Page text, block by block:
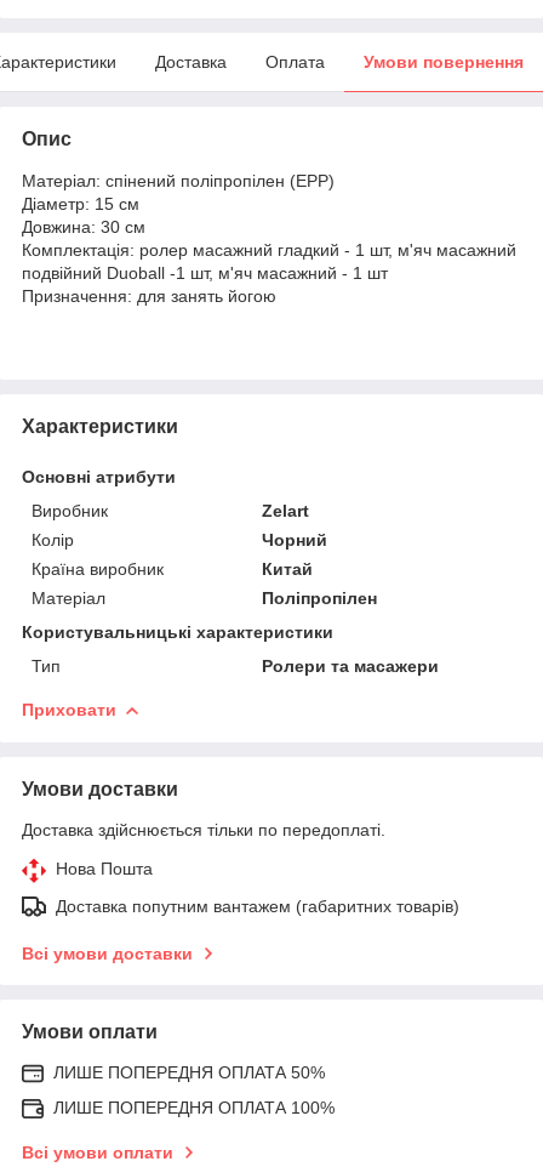
Доставка Оплата Умови повернення
Опис
Матеріал: спінений поліпропілен (EPP)
Діаметр: 15 см
Довжина: 30 см
Комплектація: ролер масажний гладкий - 1 шт, м'яч масажний
подвійний Duoball -1 шт, м'яч масажний - 1 шт
Призначення: для занять йогою
Характеристики
Основні атрибути
Виробник
Zelart
Колір
Чорний
Країна виробник
Китай
Матеріал
Поліпропілен
Користувальницькі характеристики
Тип
Ролери та масажери
Приховати
Умови доставки
Доставка здійснюється тільки по передоплаті.
Нова Пошта
Доставка попутним вантажем (габаритних товарів)
Всі умови доставки
Умови оплати
ЛИШЕ ПОПЕРЕДНЯ ОПЛАТА 50%
ЛИШЕ ПОПЕРЕДНЯ ОПЛАТА 100%
Всі умови оплати